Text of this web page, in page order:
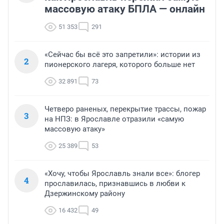
массовую атаку БПЛА — онлайн
51 353 291
2
«Сейчас бы всё это запретили»: истории из
пионерского лагеря, которого больше нет
32 891 73
3
Четверо раненых, перекрытие трассы, пожар
на НПЗ: в Ярославле отразили «самую
массовую атаку»
25 389 53
4
«Хочу, чтобы Ярославль знали все»: блогер
прославилась, признавшись в любви к
Дзержинскому району
16 432 49